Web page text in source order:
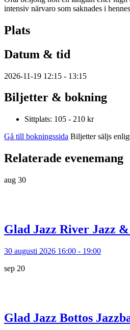
intensiv närvaro som saknades i
Plats
Datum & tid
2026-11-19 12:15 - 13:15
Biljetter & bokning
Sittplats: 105 - 210 kr
Gå till bokningssida Biljetter säljs
Relaterade evenemang
aug 30
Glad Jazz River Jazz
30 augusti 2026 16:00 - 19:00
sep 20
Glad Jazz Bottos